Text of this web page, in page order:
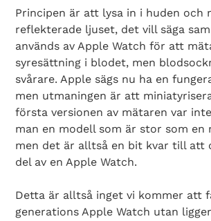
Principen är att lysa in i huden och
reflekterade ljuset, det vill säga
används av Apple Watch för att
syresättning i blodet, men
svårare. Apple sägs nu ha en
men utmaningen är att
första versionen av mätaren var
man en modell som är stor som en
men det är alltså en bit kvar till att
del av en Apple Watch.
Detta är alltså inget vi kommer att
generations Apple Watch utan